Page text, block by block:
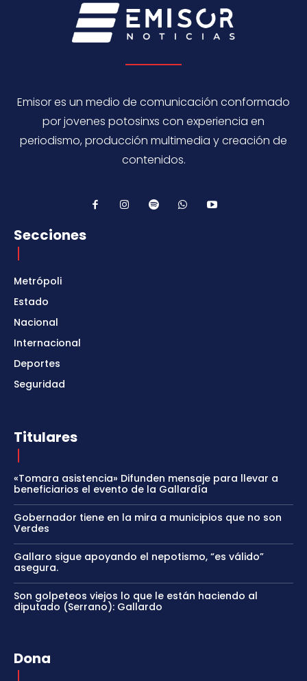
Emisor es un medio de comunicación conformado
por jovenes potosinxs con experiencia en
periodismo, producción multimedia y creación de
contenidos.
Secciones
Metrópoli
Estado
Nacional
Internacional
Deportes
Seguridad
Titulares
«Tomara asistencia» Difunden mensaje para llevar a
beneficiarios el evento de la Gallardía
Gobernador tiene en la mira a municipios que no son
Verdes
Gallaro sigue apoyando el nepotismo, “es válido”
asegura.
Son golpeteos viejos lo que le están haciendo al
diputado (Serrano): Gallardo
Dona